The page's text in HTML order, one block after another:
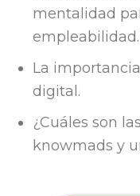
mentalidad
empleabilidad.
La
digital.
¿Cuáles son
knowmads y